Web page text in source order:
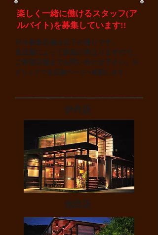
楽しく一緒に働けるスタッフ(ア
ルバイト)を募集しています!!
只今募集店舗は以下の通りです。
各店舗によって詳細が異なりますので、
ご希望店舗までお問い合わせ下さい。
※
クリックで各店舗ページへ移動します
伊丹店
池田店